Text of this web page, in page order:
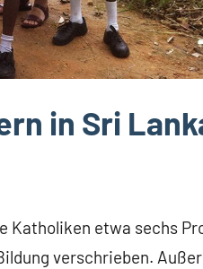
in Sri
Katholiken etwa sechs
verschrieben.